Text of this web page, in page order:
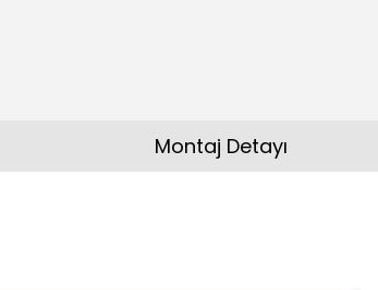
Montaj Detayı